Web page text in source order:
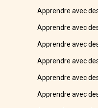
Apprendre avec
Apprendre avec
Apprendre avec
Apprendre avec
Apprendre avec
Apprendre avec